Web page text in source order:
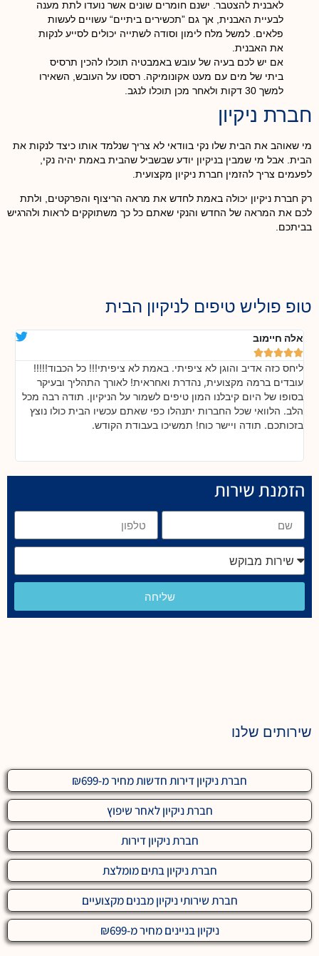
לאבנית להצטבר. ישנם חומרים שונים אשר נועדו לתת מענה
לבעיית האבנית, אך גם ”תכשירים ביתיים“ עשויים לעשות
פלאים. למשל מלח לימון וסודה לשתייה יכולים לסייע לנקות
את האבנית.
אם יש לכם בעיה של עובש באמבטיה תוכלו להכין תרסיס
ביתי של מים עם מעט אקונומיקה. רססו על העובש, השאירו
למשך 30 דקות ולאחר מכן תוכלו לנגב.
חברת ניקיון
מי שאוהב את הבית שלו נקי בוודאי לא צריך שנלמד אותו כיצד לנקות את
הבית. אבל מי שמבין בניקיון יודע שבשביל שהבית באמת יהיה נקי,
לפעמים צריך להזמין חברת ניקיון מקצועית.
רק חברת ניקיון יכולה באמת לחדש את מראה הריצוף והפרקטים, ולתת
לכם את המראה של החדש והנקי שאתם כל כך משתוקקים לראות ולהרגיש
בביתכם.
טופ פוליש טיפים לניקיון הבית
אלה חיימוב





ליחס כזה אדיב והוגן לא ציפיתי. באמת לא ציפיתי!!! כל הכבוד!!!!!
עובדים ברמה מקצועית, נהדרת ואחראית! לאורך התהליך ובעיקר
בסופו של היום קיבלנו המון טיפים לשמור על הניקיון. תודה רבה מכל
הלב. הלוואי שכל החברות יתנהלו כפי שאתם עכשיו הבית כולו נוצץ
בזכותכם. תודה ויישר כוח! תמשיכו בעבודת הקודש.
הזמנת שירות
שליחה
שירותים שלנו
חברת ניקיון דירות חדשות מחיר מ-₪699
חברת ניקיון לאחר שיפוץ
חברת ניקיון דירות
חברת ניקיון בתים מומלצת
חברת שירותי ניקיון מבנים מקצועיים
ניקיון בניינים מחיר מ-₪699